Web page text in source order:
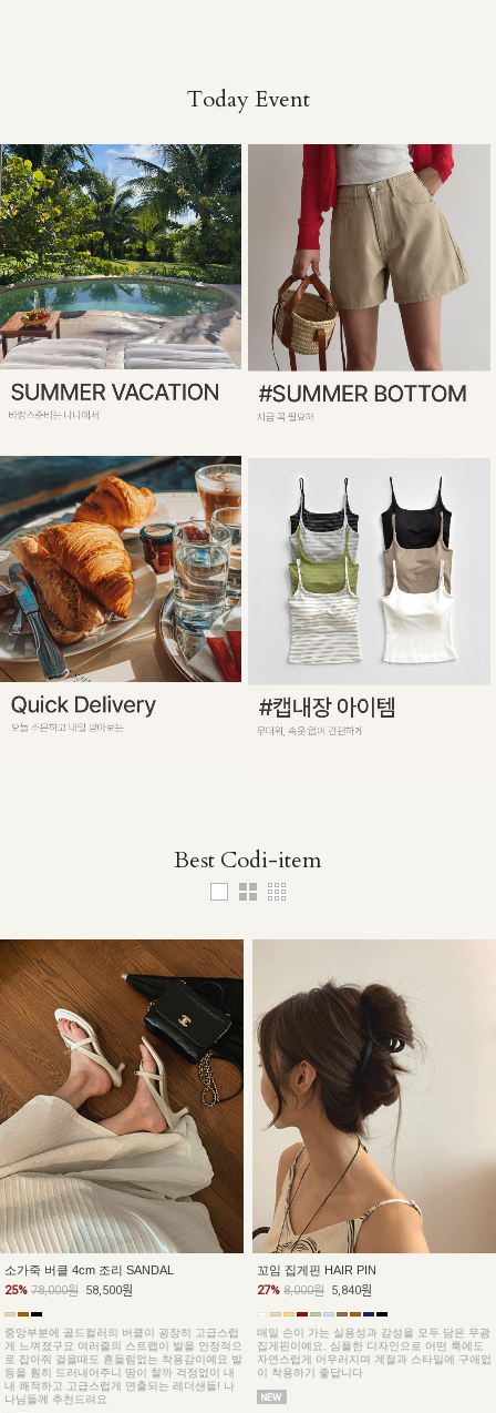
Today Event
Best Codi-item
소가죽 버클 4cm 조리 SANDAL
25% 78,000원 58,500원
중앙부분에 골드컬러의 버클이 굉장히 고급스럽
게 느껴졌구요 여러줄의 스트랩이 발을 안정적으
로 잡아줘 걸을때도 흔들림없는 착용감이예요 발
등을 훤히 드러내어주니 땀이 찰까 걱정없이 내
내 쾌적하고 고급스럽게 연출되는 레더샌들! 나
나님들께 추천드려요
꼬임 집게핀 HAIR PIN
27% 8,000원 5,840원
매일 손이 가는 실용성과 감성을 모두 담은 무광
집게핀이예요. 심플한 디자인으로 어떤 룩에도
자연스럽게 어우러지며 계절과 스타일에 구애없
이 착용하기 좋답니다